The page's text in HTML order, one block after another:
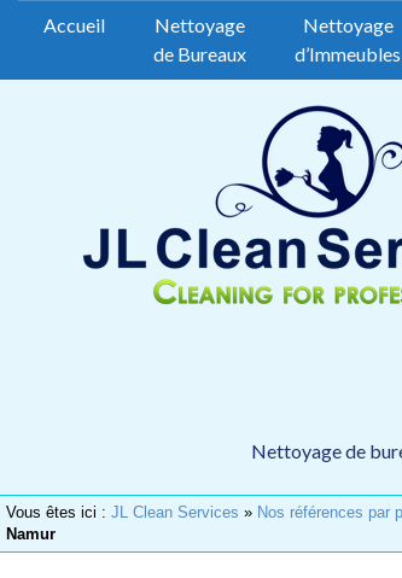
Accueil
Nettoyage
de Bureaux
Nettoyage
d’Immeubles
Nettoyage de
Vous êtes ici : JL Clean Services » Nos références par
Namur